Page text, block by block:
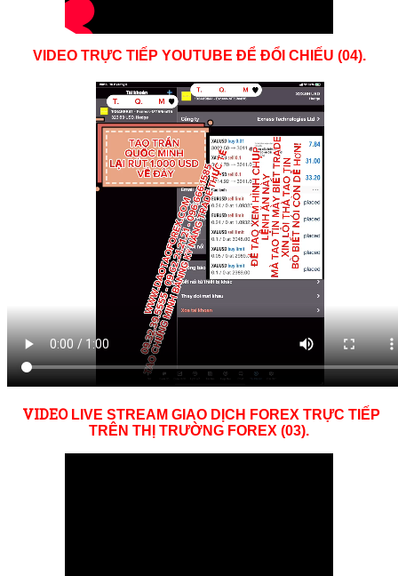
VIDEO TRỰC TIẾP YOUTUBE ĐỂ ĐỔI CHIẾU (04).
VIDEOLIVE STREAM GIAO DỊCH FOREX TRỰC TIẾP
TRÊN THỊ TRƯỜNG FOREX (03).